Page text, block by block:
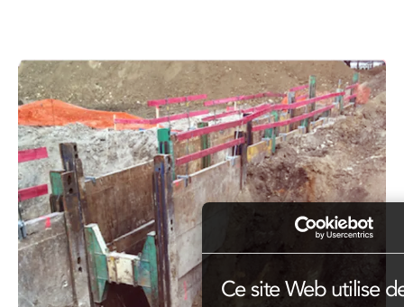
Ce site Web utilise